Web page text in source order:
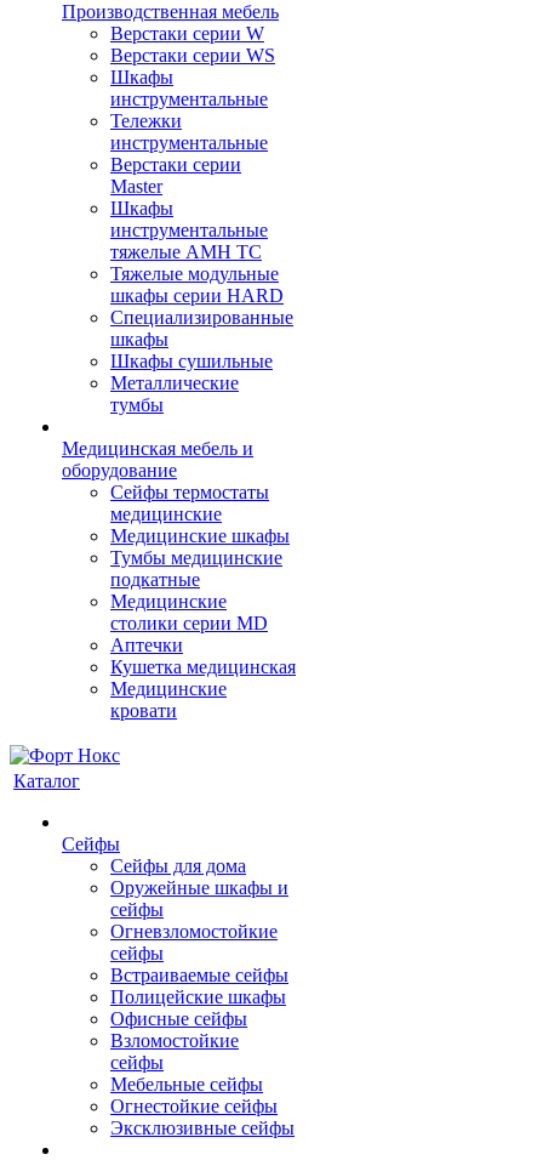
Производственная мебель
Верстаки серии W
Верстаки серии WS
Шкафы
инструментальные
Тележки
инструментальные
Верстаки серии
Master
Шкафы
инструментальные
тяжелые AMH TC
Тяжелые модульные
шкафы серии HARD
Cпециализированные
шкафы
Шкафы сушильные
Металлические
тумбы
Медицинская мебель и
оборудование
Сейфы термостаты
медицинские
Медицинские шкафы
Тумбы медицинские
подкатные
Медицинские
столики серии MD
Аптечки
Кушетка медицинская
Медицинские
кровати
Каталог
Сейфы
Сейфы для дома
Оружейные шкафы и
сейфы
Огневзломостойкие
сейфы
Встраиваемые сейфы
Полицейские шкафы
Офисные сейфы
Взломостойкие
сейфы
Мебельные сейфы
Огнестойкие сейфы
Эксклюзивные сейфы